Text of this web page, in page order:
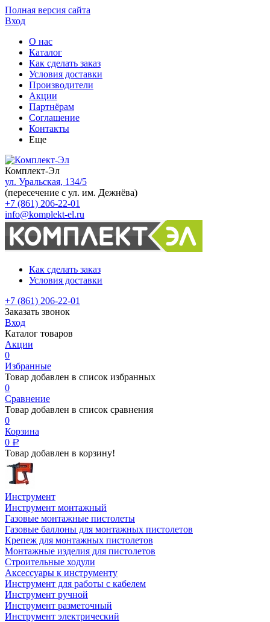
Полная версия сайта
Вход
О нас
Каталог
Как сделать заказ
Условия доставки
Производители
Акции
Партнёрам
Соглашение
Контакты
Еще
Комплект-Эл
ул. Уральская, 134/5
(пересечение с ул. им. Дежнёва)
+7 (861) 206-22-01
info@komplekt-el.ru
Как сделать заказ
Условия доставки
+7 (861) 206-22-01
Заказать звонок
Вход
Каталог товаров
Акции
0
Избранные
Товар добавлен в список избранных
0
Сравнение
Товар добавлен в список сравнения
0
Корзина
0 Р
Товар добавлен в корзину!
Инструмент
Инструмент монтажный
Газовые монтажные пистолеты
Газовые баллоны для монтажных пистолетов
Крепеж для монтажных пистолетов
Монтажные изделия для пистолетов
Строительные ходули
Аксессуары к инструменту
Инструмент для работы с кабелем
Инструмент ручной
Инструмент разметочный
Инструмент электрический